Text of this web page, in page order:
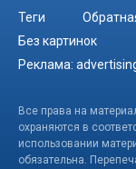
Теги
Без картинок
Реклама:
Все права на
охраняются в
использовании
обязательна.